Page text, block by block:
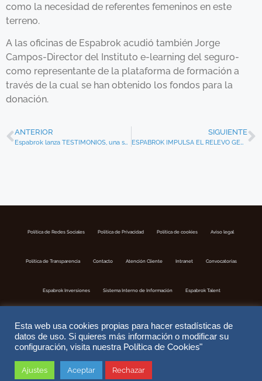
como la necesidad de referentes femeninos en este
terreno.
A las oficinas de Espabrok acudió también Jorge
Campos-Director del Instituto e-learning del seguro-
como representante de la plataforma de formación a
través de la cual se han obtenido los fondos para la
donación.
ANTERIOR
Espabrok lanza TESTIMONIOS, una serie sobre el seguro y sus protagonistas que sólo se verá en redes sociales.
SIGUIENTE
ESPABROK IMPULSA EL RELEVO GENERACIONAL DE SUS CORREDURÍAS
Política de Redes Sociales Politica de Privacidad Política de cookies Aviso legal
Política de Transparencia Contacto Atención Cliente Intranet Convocatorias
Espabrok Inversiones Sistema Interno de Información Espabrok Talent
Esta web usa cookies propias para hacer estadísticas de
datos de uso. Si quieres más información o modificar su
configuración, visita nuestra Política de Cookies"
Ajustes Aceptar Rechazar